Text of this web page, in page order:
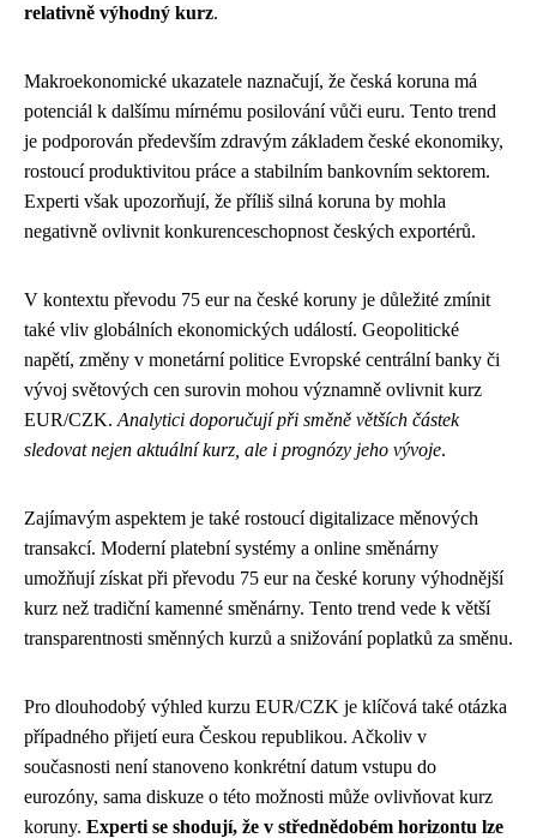
relativně výhodný kurz.
Makroekonomické ukazatele naznačují, že česká koruna má
potenciál k dalšímu mírnému posilování vůči euru. Tento trend
je podporován především zdravým základem české ekonomiky,
rostoucí produktivitou práce a stabilním bankovním sektorem.
Experti však upozorňují, že příliš silná koruna by mohla
negativně ovlivnit konkurenceschopnost českých exportérů.
V kontextu převodu 75 eur na české koruny je důležité zmínit
také vliv globálních ekonomických událostí. Geopolitické
napětí, změny v monetární politice Evropské centrální banky či
vývoj světových cen surovin mohou významně ovlivnit kurz
EUR/CZK. Analytici doporučují při směně větších částek
sledovat nejen aktuální kurz, ale i prognózy jeho vývoje.
Zajímavým aspektem je také rostoucí digitalizace měnových
transakcí. Moderní platební systémy a online směnárny
umožňují získat při převodu 75 eur na české koruny výhodnější
kurz než tradiční kamenné směnárny. Tento trend vede k větší
transparentnosti směnných kurzů a snižování poplatků za směnu.
Pro dlouhodobý výhled kurzu EUR/CZK je klíčová také otázka
případného přijetí eura Českou republikou. Ačkoliv v
současnosti není stanoveno konkrétní datum vstupu do
eurozóny, sama diskuze o této možnosti může ovlivňovat kurz
koruny. Experti se shodují, že v střednědobém horizontu lze